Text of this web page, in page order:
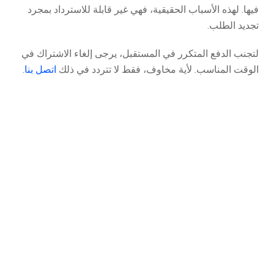
فيها. لهذه الأسباب الحقيقية، فهي غير قابلة للاسترداد بمجرد
تجديد الطلب.
لتجنب الدفع المتكرر في المستقبل، يرجى إلغاء الاشتراك في
الوقت المناسب. لأية مخاوف، فقط لا تتردد في ذلك اتصل بنا